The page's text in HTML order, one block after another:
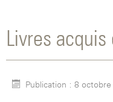
Livres
Publication : 8 octobre